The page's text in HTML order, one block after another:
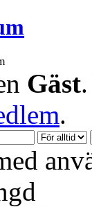
Gäst
.